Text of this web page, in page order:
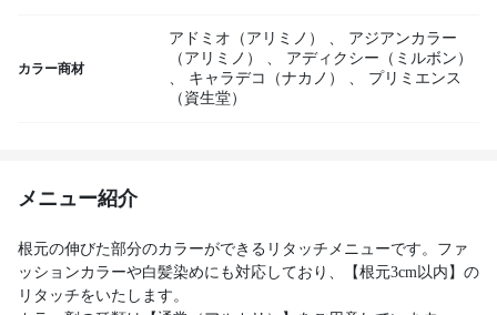
カラー商材
アドミオ（アリミノ） 、
アジアンカラー
（アリミノ）
、
アディクシー（ミルボン）
、
キャラデコ（ナカノ） 、
プリミエンス
（資生堂）
メニュー紹介
根元の伸びた部分のカラーができるリタッチメニューです。ファ
ッションカラーや白髪染めにも対応しており、【根元3cm以内】の
リタッチをいたします。